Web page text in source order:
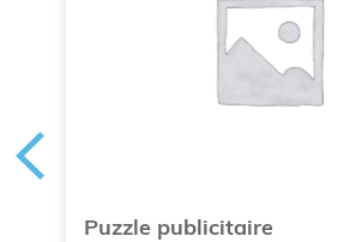
Puzzle publicitaire